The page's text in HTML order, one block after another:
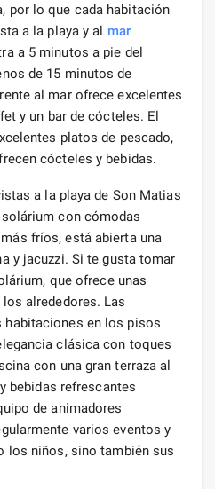
por lo que cada habitación
a la playa y al mar
a 5 minutos a pie del
de 15 minutos de
al mar ofrece excelentes
y un bar de cócteles. El
platos de pescado,
cócteles y bebidas.
a la playa de Son Matias
con cómodas
fríos, está abierta una
y jacuzzi. Si te gusta tomar
que ofrece unas
alrededores. Las
habitaciones en los pisos
clásica con toques
con una gran terraza al
bebidas refrescantes
de animadores
varios eventos y
los niños, sino también sus